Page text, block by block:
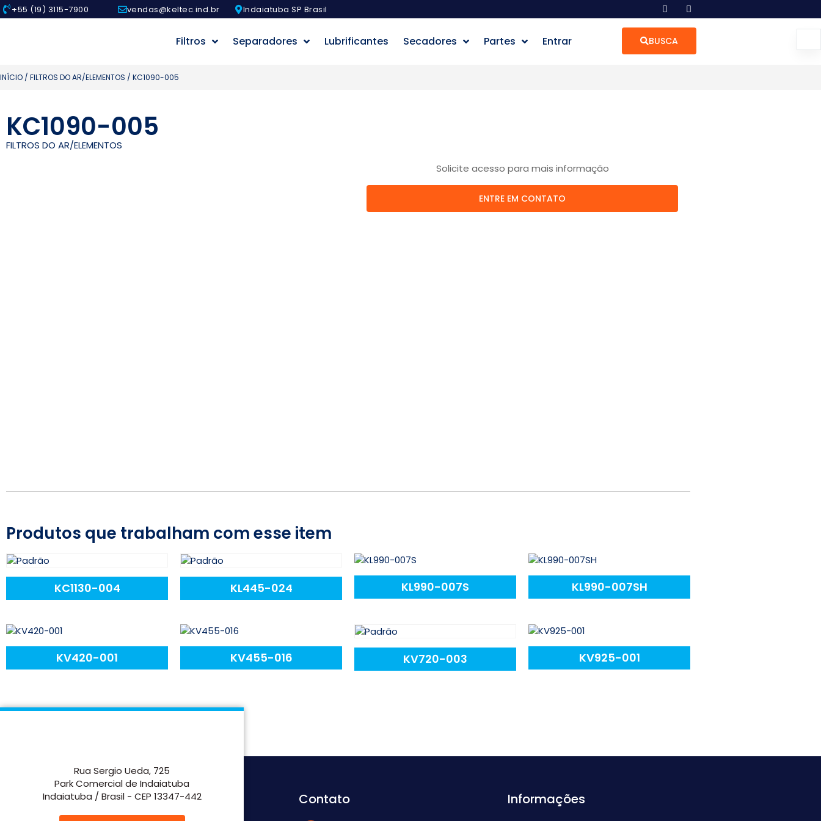
+55 (19) 3115-7900 vendas@keltec.ind.br Indaiatuba SP Brasil
Filtros Separadores Lubrificantes Secadores Partes Entrar BUSCA
INÍCIO / FILTROS DO AR/ELEMENTOS / KC1090-005
KC1090-005
FILTROS DO AR/ELEMENTOS
Solicite acesso para mais informação
ENTRE EM CONTATO
Produtos que trabalham com esse item
KC1130-004 KL445-024 KL990-007S KL990-007SH
KV420-001 KV455-016 KV720-003 KV925-001
Rua Sergio Ueda, 725
Park Comercial de Indaiatuba
Indaiatuba / Brasil - CEP 13347-442
Contato Informações